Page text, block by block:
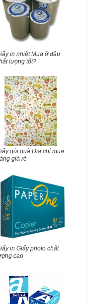
in nhiệt Mua ở đâu
lượng tốt?
gói quà Địa chỉ mua
giá rẻ
in Giấy photo chất
cao